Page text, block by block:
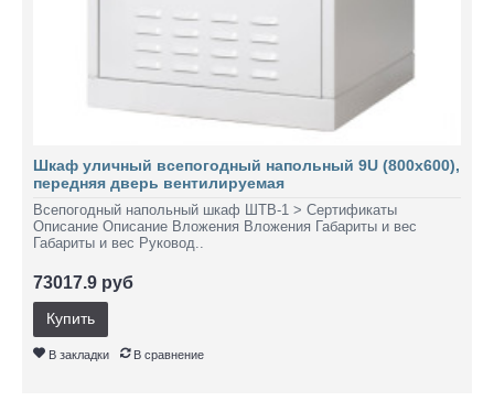
Шкаф уличный всепогодный напольный 9U (800х600),
передняя дверь вентилируемая
Всепогодный напольный шкаф ШТВ-1 > Сертификаты
Описание Описание Вложения Вложения Габариты и вес
Габариты и вес Руковод..
73017.9 руб
Купить
В закладки В сравнение